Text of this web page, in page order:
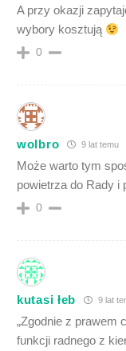
A przy okazji
wybory kosztują
0
wolbro 9 lat temu
Może warto tym
powietrza do Rady i
0
kutasi łeb 9 lat
„Zgodnie z prawem
funkcji radnego z